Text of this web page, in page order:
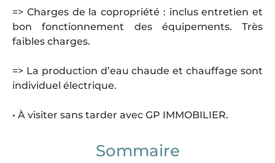
=> Charges de la copropriété : inclus entretien et
bon fonctionnement des équipements. Très
faibles charges.
=> La production d’eau chaude et chauffage sont
individuel électrique.
• À visiter sans tarder avec GP IMMOBILIER.
Sommaire